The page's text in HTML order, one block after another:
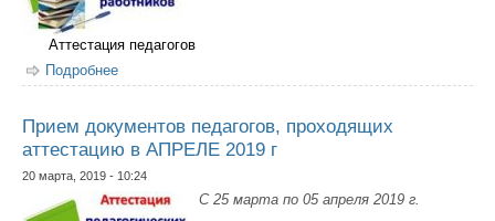
Аттестация педагогов
Подробнее
проходящих аттестацию в МАЕ 2019 г
Прием документов педагогов, проходящих
аттестацию в АПРЕЛЕ 2019 г
20 марта, 2019 - 10:24
С 25 марта по 05 апреля 2019 г.